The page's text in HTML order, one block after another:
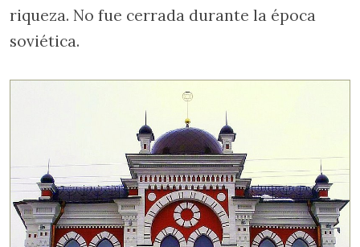
riqueza. No fue cerrada durante la época
soviética.